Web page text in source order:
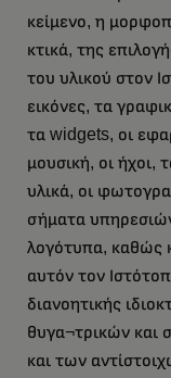
κείμενο, η
κτικά, της
του υλικού στον
εικόνες, τα
τα widgets, οι
μουσική, οι ήχοι,
υλικά, οι
σήματα
λογότυπα, καθώς
αυτόν τον
διανοητικής
θυγα¬τρικών και
και των